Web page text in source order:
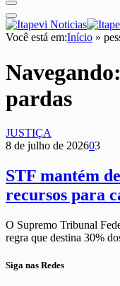
Você está em:Início »
Navegando:
pardas
JUSTIÇA
8 de julho de 202603
STF mantém
recursos para
O Supremo Tribunal
regra que destina 30%
Siga nas Redes